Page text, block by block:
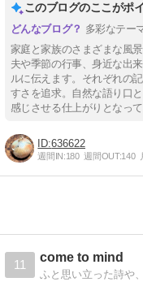
このブログのここがポ
多彩なテー
家庭と家族のさまざまな風
夫や季節の行事、身近な出
ルに伝えます。それぞれの
すさを追求。自然な語り口
感じさせる仕上がりとなって
636622
週間IN:180 週間OUT:140
11
ふと思い立った